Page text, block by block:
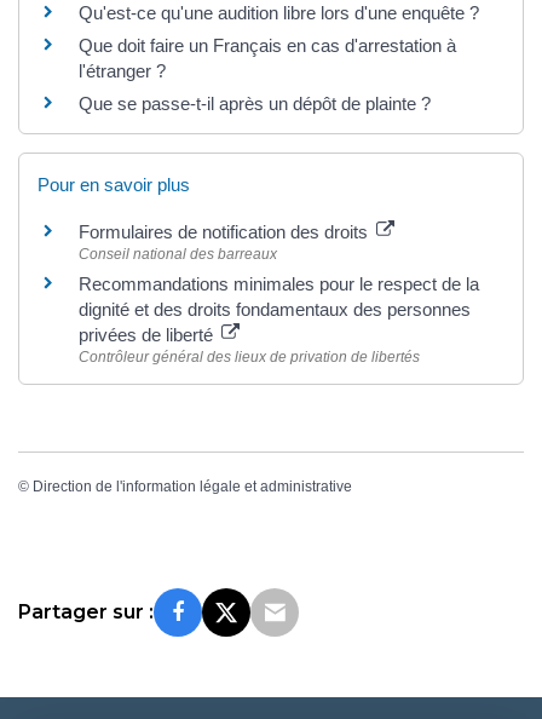
Qu'est-ce qu'une audition libre lors d'une enquête ?
Que doit faire un Français en cas d'arrestation à
l'étranger ?
Que se passe-t-il après un dépôt de plainte ?
Pour en savoir plus
Formulaires de notification des droits
Conseil national des barreaux
Recommandations minimales pour le respect de la
dignité et des droits fondamentaux des personnes
privées de liberté
Contrôleur général des lieux de privation de libertés
© Direction de l'information légale et administrative
Partager sur :